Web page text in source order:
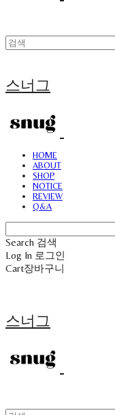
스너그
HOME
ABOUT
SHOP
NOTICE
REVIEW
Q&A
Search 검색
Log In 로그인
Cart장바구니
스너그